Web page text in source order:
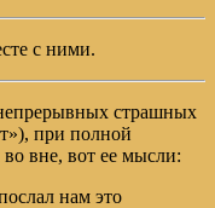
с ними.
страшных
при полной
вне, вот ее мысли:
нам это